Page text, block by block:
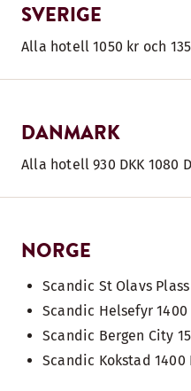
SVERIGE
Alla hotell 1050 kr och
DANMARK
Alla hotell 930 DKK 1080
NORGE
Scandic St Olavs Plass
Scandic Helsefyr 1400
Scandic Bergen City
Scandic Kokstad 1400